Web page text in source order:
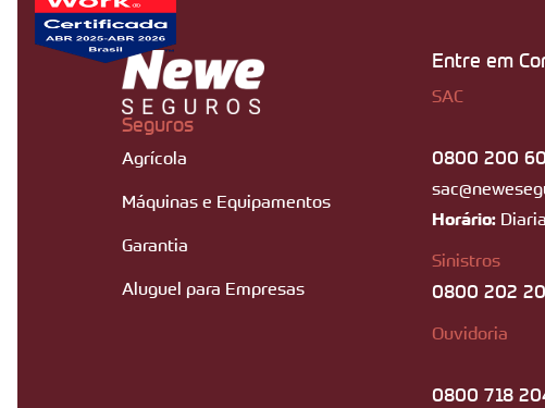
Seguros
Agrícola
Máquinas e Equipamentos
Garantia
Aluguel para Empresas
Entre em
SAC
0800 200
Horário:
Sinistros
0800 202
Ouvidoria
0800 718